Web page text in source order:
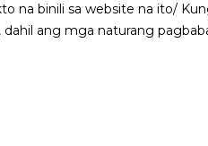
na binili sa website na ito/
ang mga naturang